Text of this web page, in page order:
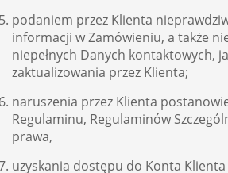
podaniem przez Klienta
informacji w Zamówieniu, a także
niepełnych Danych kontaktowych,
zaktualizowania przez Klienta;
naruszenia przez Klienta
Regulaminu, Regulaminów
prawa,
uzyskania dostępu do Konta Klienta